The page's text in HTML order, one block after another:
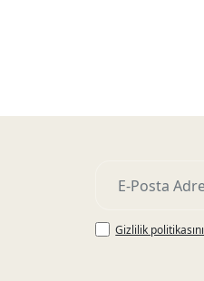
Gizlilik politikasını